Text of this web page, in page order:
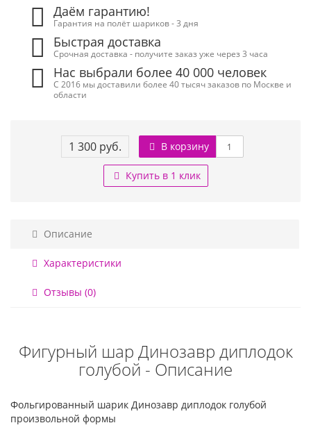
Даём гарантию!
Гарантия на полёт шариков - 3 дня
Быстрая доставка
Срочная доставка - получите заказ уже через 3 часа
Нас выбрали более 40 000 человек
С 2016 мы доставили более 40 тысяч заказов по Москве и
области
1 300 руб. В корзину
Купить в 1 клик
Описание
Характеристики
Отзывы (0)
Фигурный шар Динозавр диплодок
голубой - Описание
Фольгированный шарик Динозавр диплодок голубой
произвольной формы